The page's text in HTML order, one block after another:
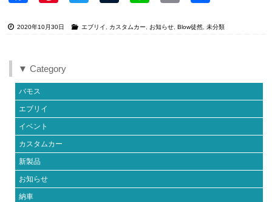
2020年10月30日 エブリイ , カスタムカー,お知らせ,Blow徒然,未分類
▼ Category
バモス
エブリイ
イベント
カスタムカー
新製品
お知らせ
納車